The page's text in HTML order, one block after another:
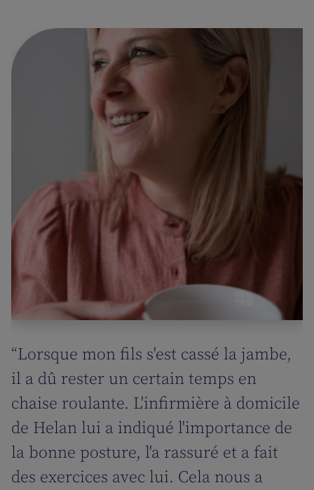
“Lorsque mon fils s'est cassé la jambe,
il a dû rester un certain temps en
chaise roulante. L'infirmière à domicile
de Helan lui a indiqué l'importance de
la bonne posture, l'a rassuré et a fait
des exercices avec lui. Cela nous a